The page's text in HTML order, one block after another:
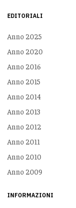
EDITORIALI
Anno 2025
Anno 2020
Anno 2016
Anno 2015
Anno 2014
Anno 2013
Anno 2012
Anno 2011
Anno 2010
Anno 2009
INFORMAZIONI